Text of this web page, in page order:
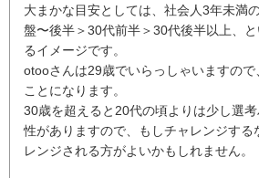
大まかな目安としては、社会人3年未満
盤〜後半＞30代前半＞30代後半以上、
るイメージです。
otooさんは29歳でいらっしゃいますので
ことになります。
30歳を超えると20代の頃よりは少し選
性がありますので、もしチャレンジする
レンジされる方がよいかもしれません。